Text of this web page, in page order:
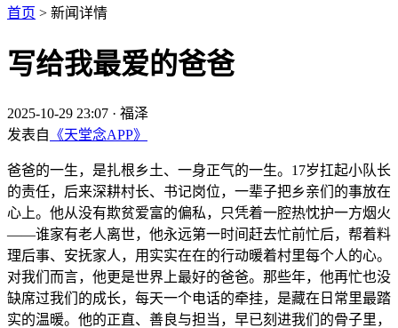
首页 > 新闻详情
写给我最爱的爸爸
2025-10-29 23:07 · 福泽
发表自 《天堂念APP》
爸爸的一生，是扎根乡土、一身正气的一生。17岁扛起小队长
的责任，后来深耕村长、书记岗位，一辈子把乡亲们的事放在
心上。他从没有欺贫爱富的偏私，只凭着一腔热忱护一方烟火
——谁家有老人离世，他永远第一时间赶去忙前忙后，帮着料
理后事、安抚家人，用实实在在的行动暖着村里每个人的心。
对我们而言，他更是世界上最好的爸爸。那些年，他再忙也没
缺席过我们的成长，每天一个电话的牵挂，是藏在日常里最踏
实的温暖。他的正直、善良与担当，早已刻进我们的骨子里，